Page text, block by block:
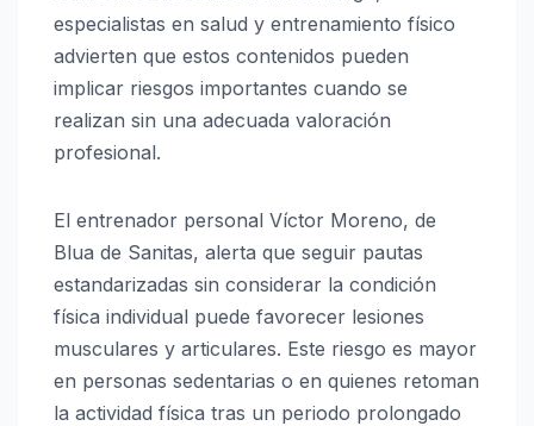
especialistas en salud y entrenamiento físico
advierten que estos contenidos pueden
implicar riesgos importantes cuando se
realizan sin una adecuada valoración
profesional.
El entrenador personal Víctor Moreno, de
Blua de Sanitas, alerta que seguir pautas
estandarizadas sin considerar la condición
física individual puede favorecer lesiones
musculares y articulares. Este riesgo es mayor
en personas sedentarias o en quienes retoman
la actividad física tras un periodo prolongado